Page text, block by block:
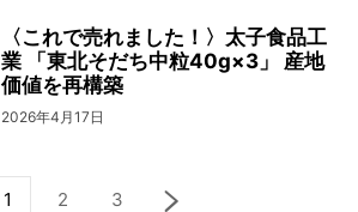
〈これで売れました！〉太子食品工
業 「東北そだち中粒40g×3」 産地
価値を再構築
2026年4月17日
1 2 3